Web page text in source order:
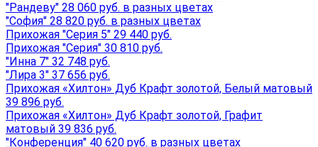
"Рандеву" 28 060 руб. в разных цветах
"София" 28 820 руб. в разных цветах
Прихожая "Серия 5" 29 440 руб.
Прихожая "Серия" 30 810 руб.
"Инна 7" 32 748 руб.
"Лира 3" 37 656 руб.
Прихожая «Хилтон» Дуб Крафт золотой, Белый матовый
39 896 руб.
Прихожая «Хилтон» Дуб Крафт золотой, Графит
матовый 39 836 руб.
"Конференция" 40 620 руб. в разных цветах